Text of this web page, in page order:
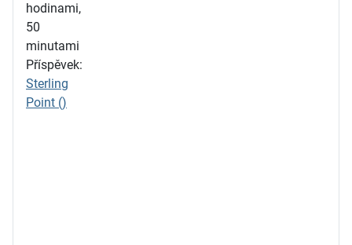
hodinami,
50
minutami
Příspěvek:
Sterling
Point ()